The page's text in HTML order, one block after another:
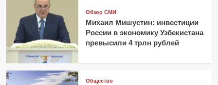
Обзор СМИ
Михаил Мишустин: инвестиции
России в экономику Узбекистана
превысили 4 трлн рублей
Общество